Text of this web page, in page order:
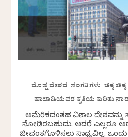
ದೊಡ್ಡ ದೇಶದ ಸಂಗತಿಗಳು ಚಿಕ್ಕ
ಹಾಲಾಡಿಯವರ ಕೃತಿಯ ಕುರಿತು
ಅಮೆರಿಕದಂತಹ ವಿಶಾಲ ದೇಶವನ್ನು
ನೋಡಿರಬಹುದು. ಆದರೆ ಎಲ್ಲರೂ
ಜೀವಂತಗೊಳಿಸಲು ಸಾಧ್ಯವಿಲ್ಲ.